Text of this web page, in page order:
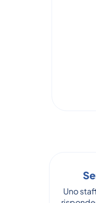
Uno